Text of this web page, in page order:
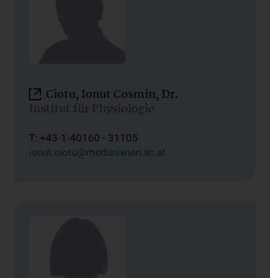
Ciotu, Ionut Cosmin, Dr.
Institut für Physiologie
T: +43-1-40160 - 31105
ionut.ciotu@meduniwien.ac.at